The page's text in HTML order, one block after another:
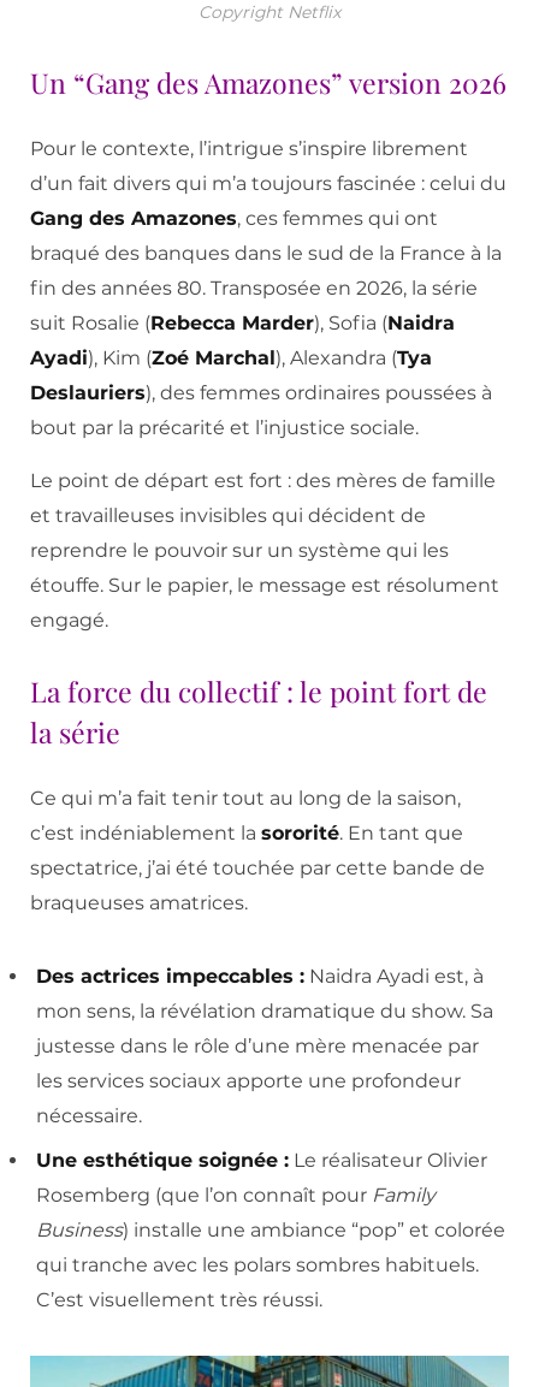
Copyright Netflix
Un “Gang des Amazones” version 2026
Pour le contexte, l’intrigue s’inspire librement
d’un fait divers qui m’a toujours fascinée : celui du
Gang des Amazones, ces femmes qui ont
braqué des banques dans le sud de la France à la
fin des années 80. Transposée en 2026, la série
suit Rosalie (Rebecca Marder), Sofia (Naidra
Ayadi), Kim (Zoé Marchal), Alexandra (Tya
Deslauriers), des femmes ordinaires poussées à
bout par la précarité et l’injustice sociale.
Le point de départ est fort : des mères de famille
et travailleuses invisibles qui décident de
reprendre le pouvoir sur un système qui les
étouffe. Sur le papier, le message est résolument
engagé.
La force du collectif : le point fort de
la série
Ce qui m’a fait tenir tout au long de la saison,
c’est indéniablement la sororité. En tant que
spectatrice, j’ai été touchée par cette bande de
braqueuses amatrices.
Des actrices impeccables : Naidra Ayadi est, à
mon sens, la révélation dramatique du show. Sa
justesse dans le rôle d’une mère menacée par
les services sociaux apporte une profondeur
nécessaire.
Une esthétique soignée : Le réalisateur Olivier
Rosemberg (que l’on connaît pour Family
Business) installe une ambiance “pop” et colorée
qui tranche avec les polars sombres habituels.
C’est visuellement très réussi.